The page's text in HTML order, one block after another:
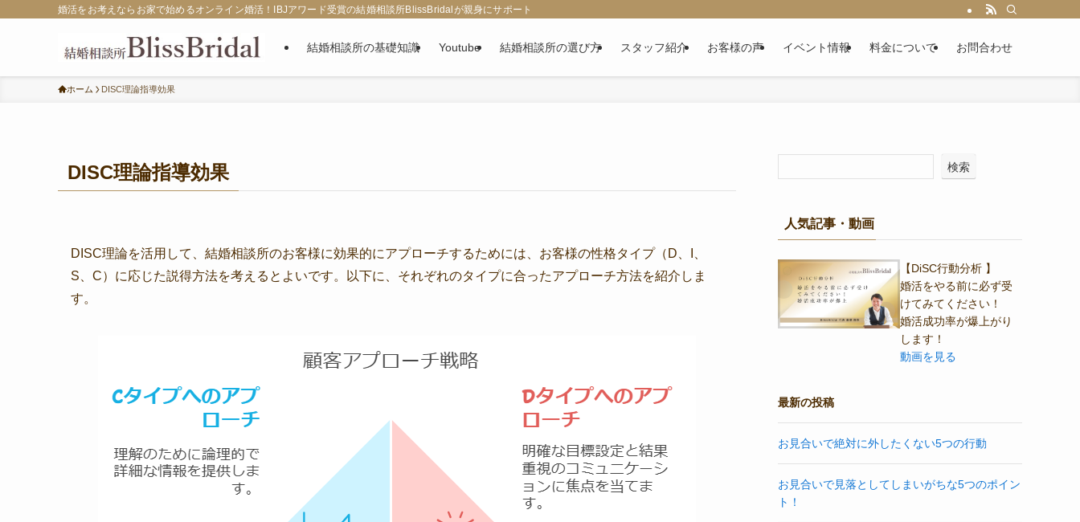
婚活をお考えならお家で始めるオンライン婚活！IBJアワード受賞の結婚相談所BlissBridalが親身にサポート
結婚相談所の基礎知識 Youtube 結婚相談所の選び方 スタッフ紹介 お客様の声 イベント情報 料金について お問合わせ
ホーム DISC理論指導効果
DISC理論指導効果
DISC理論を活用して、結婚相談所のお客様に効果的にアプローチするためには、お客様の性格タイプ（D、I、
S、C）に応じた説得方法を考えるとよいです。以下に、それぞれのタイプに合ったアプローチ方法を紹介しま
す。
検索
人気記事・動画
【DiSC行動分析 】
婚活をやる前に必ず受
けてみてください！
婚活成功率が爆上がり
します！
動画を見る
最新の投稿
お見合いで絶対に外したくない5つの行動
お見合いで見落としてしまいがちな5つのポイン
ト！